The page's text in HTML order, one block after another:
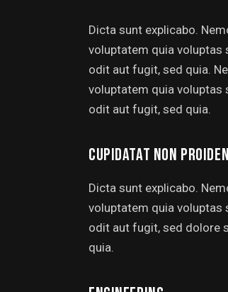
Dicta sunt explicabo.
voluptatem quia voluptas
odit aut fugit, sed quia.
voluptatem quia voluptas
odit aut fugit, sed quia.
CUPIDATAT NON PROIDEN
Dicta sunt explicabo.
voluptatem quia voluptas
odit aut fugit, sed dolore
quia.